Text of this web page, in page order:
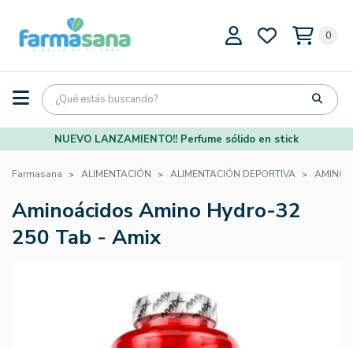
0
NUEVO LANZAMIENTO!! Perfume sólido en stick
Farmasana ALIMENTACIÓN ALIMENTACIÓN DEPORTIVA
Aminoácidos Amino Hydro-32
250 Tab - Amix